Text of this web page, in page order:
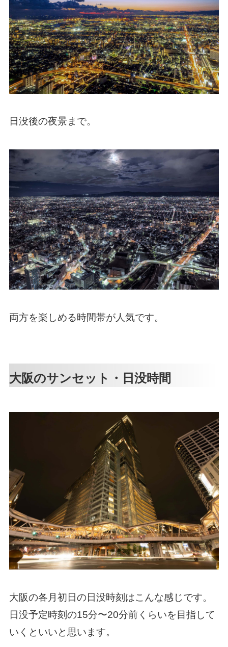
日没後の夜景まで。
両方を楽しめる時間帯が人気です。
大阪のサンセット・日没時間
大阪の各月初日の日没時刻はこんな感じです。
日没予定時刻の15分〜20分前くらいを目指して
いくといいと思います。